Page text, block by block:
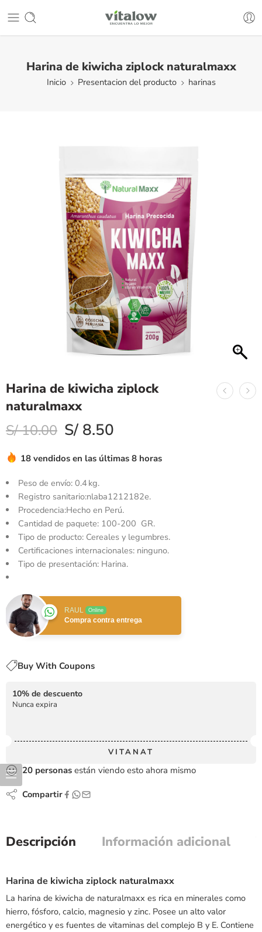
Harina de kiwicha ziplock naturalmaxx
Inicio Presentacion del producto harinas
Harina de kiwicha ziplock
naturalmaxx
S/10.00 S/ 8.50
18 vendidos en las últimas 8 horas
Peso de envío:0.4 kg.
Registro sanitario:nlaba1212182e.
Procedencia:Hecho en Perú.
Cantidad de paquete: 100-200 GR.
Tipo de producto: Cereales y legumbres.
Certificaciones internacionales: ninguno.
Tipo de presentación: Harina.
RAUL Online
Compra contra entrega
Buy With Coupons
10% de descuento
Nunca expira
VITANAT
20 personas están viendo esto ahora mismo
Compartir
Descripción Información adicional
Harina de kiwicha ziplock naturalmaxx
La harina de kiwicha de naturalmaxx es rica en minerales como
hierro, fósforo, calcio, magnesio y zinc. Posee un alto valor
energético y es fuentes de vitaminas del complejo B y E. Contiene